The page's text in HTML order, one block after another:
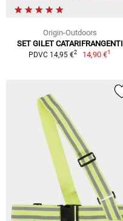
Origin-Outdoors
SET GILET CATARIFRANGENTI
PDVC 14,95 €2 14,90 €1